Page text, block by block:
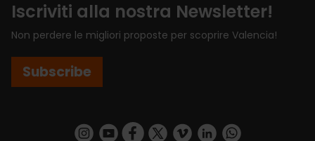
Iscriviti alla nostra Newsletter!
Non perdere le migliori proposte per scoprire Valencia!
Subscribe
https://www.instagram.com/visit_valencia/
https://www.youtube.com/user/
https://www.facebook.com/
https://twitter.com/VisitaValencia
https://vimeo.com/
https://www.linkedin.com/company/turismo-valencia/https://api.whatsapp.com/send/